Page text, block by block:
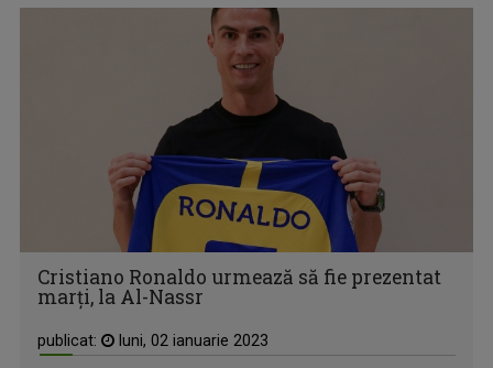
Cristiano Ronaldo urmează să fie prezentat
marţi, la Al-Nassr
publicat: luni, 02 ianuarie 2023